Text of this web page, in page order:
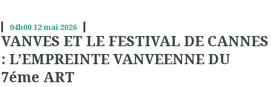
04h0012mai 2026
VANVES ET LE FESTIVAL DE CANNES
: L’EMPREINTE VANVEENNE DU
7éme ART